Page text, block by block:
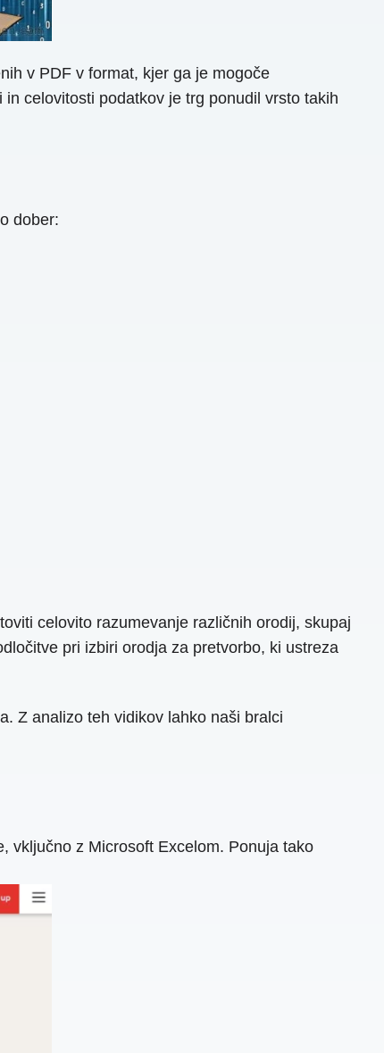
v PDF v format, kjer ga je mogoče
celovitosti podatkov je trg ponudil vrsto takih
dober:
celovito razumevanje različnih orodij, skupaj
pri izbiri orodja za pretvorbo, ki ustreza
Z analizo teh vidikov lahko naši bralci
vključno z Microsoft Excelom. Ponuja tako